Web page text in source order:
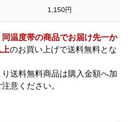
1,150円
同温度帯の商品でお届け先一か
のお買い上げで送料無料とな
送料無料商品は購入金額へ加
意ください。